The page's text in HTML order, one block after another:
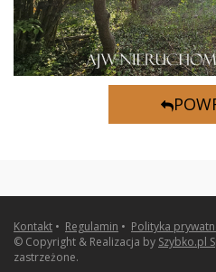
Kontakt • Regulamin • Polityka
© Copyright & Realizacja by Szybko.pl
zastrzeżone.